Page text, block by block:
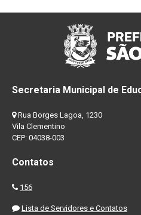
Secretaria Municipal de
Rua Borges Lagoa, 1230
Vila Clementino
CEP: 04038-003
Contatos
156
Lista de Servidores e Contatos